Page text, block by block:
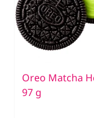
Oreo Matcha
97 g